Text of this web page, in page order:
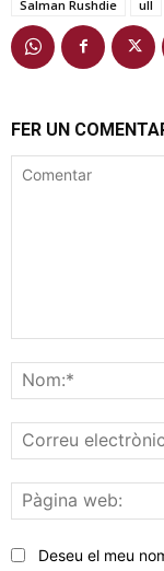
Salman Rushdie
ull
FER UN
Deseu el meu